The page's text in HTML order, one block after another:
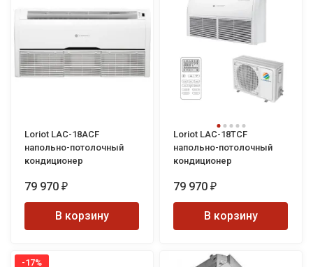
Loriot LAC-18ACF
напольно-потолочный
кондиционер
79 970 ₽
В корзину
Loriot LAC-18TCF
напольно-потолочный
кондиционер
79 970 ₽
В корзину
-17%